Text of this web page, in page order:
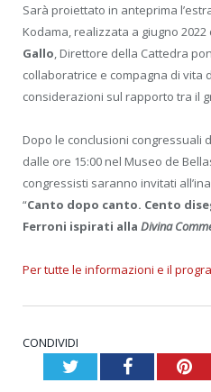
Sarà proiettato in anteprima
Kodama, realizzata a giugno 2022
Gallo , Direttore della Cattedra
collaboratrice e compagna di vita
considerazioni sul rapporto tra il
Dopo le conclusioni congressuali
dalle ore 15:00 nel Museo de
congressisti saranno invitati
“Canto dopo canto. Cento
Ferroni ispirati alla Divina
Per tutte le informazioni e il
CONDIVIDI
TwitterFacebook